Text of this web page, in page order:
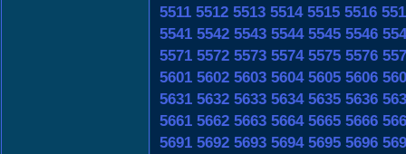
5511 5512 5513 5514 5515 5516
5541 5542 5543 5544 5545 5546
5571 5572 5573 5574 5575 5576
5601 5602 5603 5604 5605 5606
5631 5632 5633 5634 5635 5636
5661 5662 5663 5664 5665 5666
5691 5692 5693 5694 5695 5696